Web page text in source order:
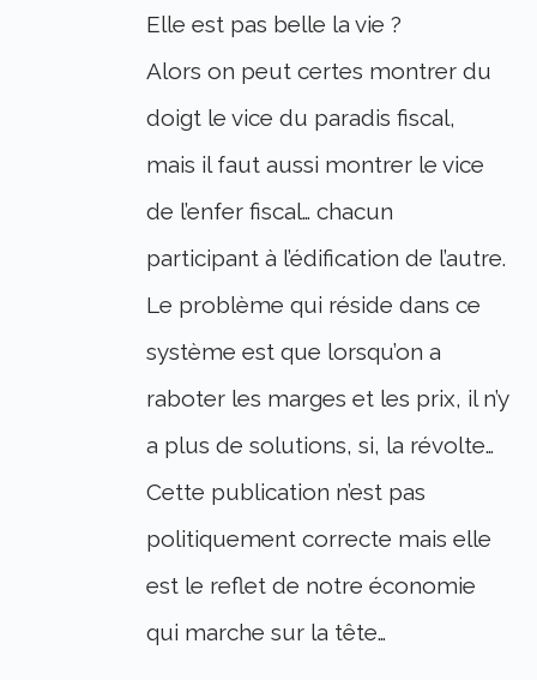
Elle est pas belle la vie ?
Alors on peut certes montrer du
doigt le vice du paradis fiscal,
mais il faut aussi montrer le vice
de l’enfer fiscal… chacun
participant à l’édification de l’autre.
Le problème qui réside dans ce
système est que lorsqu’on a
raboter les marges et les prix, il n’y
a plus de solutions, si, la révolte…
Cette publication n’est pas
politiquement correcte mais elle
est le reflet de notre économie
qui marche sur la tête…